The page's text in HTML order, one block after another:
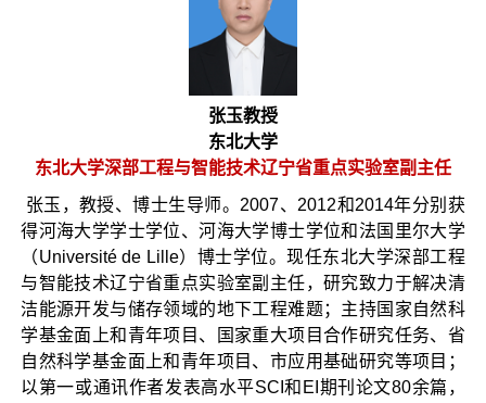
张玉教授
东北大学
东北大学深部工程与智能技术辽宁省重点实验室副主任
张玉，教授、博士生导师。2007、2012和2014年分别获
得河海大学学士学位、河海大学博士学位和法国里尔大学
（Université de Lille）博士学位。现任东北大学深部工程
与智能技术辽宁省重点实验室副主任，研究致力于解决清
洁能源开发与储存领域的地下工程难题；主持国家自然科
学基金面上和青年项目、国家重大项目合作研究任务、省
自然科学基金面上和青年项目、市应用基础研究等项目；
以第一或通讯作者发表高水平SCI和EI期刊论文80余篇，